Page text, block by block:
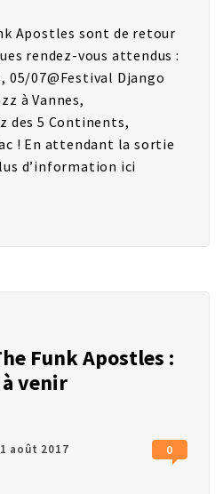
Apostles sont de retour
rendez-vous attendus :
05/07@Festival Django
à Vannes,
des 5 Continents,
! En attendant la sortie
d’information ici
Funk Apostles :
venir
août 2017 0